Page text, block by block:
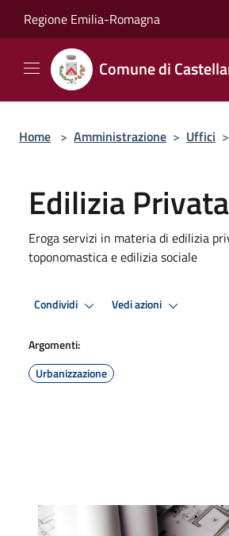
Regione Emilia-Romagna
Comune di
Home > Amministrazione > Uffici >
Edilizia Privata
Eroga servizi in materia di edilizia
toponomastica e edilizia sociale
Condividi Vedi azioni
Argomenti:
Urbanizzazione